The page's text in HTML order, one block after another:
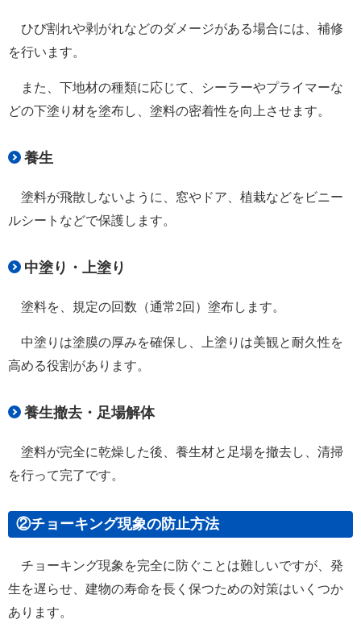
ひび割れや剥がれなどのダメージがある場合には、補修
を行います。
また、下地材の種類に応じて、シーラーやプライマーな
どの下塗り材を塗布し、塗料の密着性を向上させます。
養生
塗料が飛散しないように、窓やドア、植栽などをビニー
ルシートなどで保護します。
中塗り・上塗り
塗料を、規定の回数（通常2回）塗布します。
中塗りは塗膜の厚みを確保し、上塗りは美観と耐久性を
高める役割があります。
養生撤去・足場解体
塗料が完全に乾燥した後、養生材と足場を撤去し、清掃
を行って完了です。
②チョーキング現象の防止方法
チョーキング現象を完全に防ぐことは難しいですが、発
生を遅らせ、建物の寿命を長く保つための対策はいくつか
あります。